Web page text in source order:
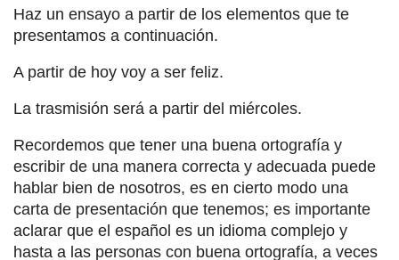
Haz un ensayo a partir de los elementos que te
presentamos a continuación.
A partir de hoy voy a ser feliz.
La trasmisión será a partir del miércoles.
Recordemos que tener una buena ortografía y
escribir de una manera correcta y adecuada puede
hablar bien de nosotros, es en cierto modo una
carta de presentación que tenemos; es importante
aclarar que el español es un idioma complejo y
hasta a las personas con buena ortografía, a veces